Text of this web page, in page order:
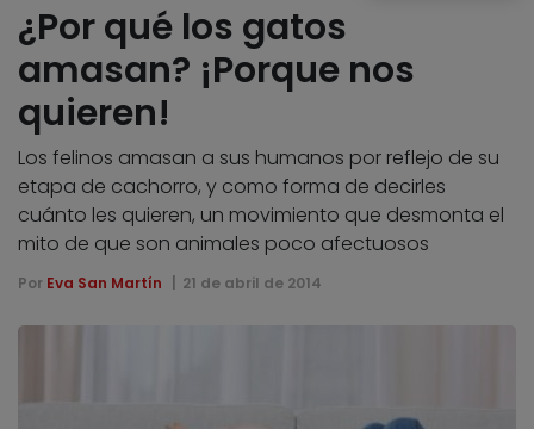
¿Por qué los gatos
amasan? ¡Porque nos
quieren!
Los felinos amasan a sus humanos por reflejo de su
etapa de cachorro, y como forma de decirles
cuánto les quieren, un movimiento que desmonta el
mito de que son animales poco afectuosos
Por Eva San Martín 21 de abril de 2014